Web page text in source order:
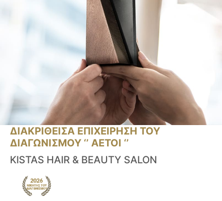
ΔΙΑΚΡΙΘΕΙΣΑ ΕΠΙΧΕΙΡΗΣΗ ΤΟΥ
ΔΙΑΓΩΝΙΣΜΟΥ ‘’ ΑΕΤΟΙ ‘’
KISTAS HAIR & BEAUTY SALON